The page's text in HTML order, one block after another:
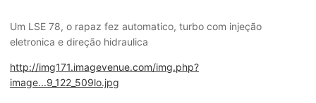
Um LSE 78, o rapaz fez automatico, turbo com injeção
eletronica e direção hidraulica
http://img171.imagevenue.com/img.php?
image...9_122_509lo.jpg